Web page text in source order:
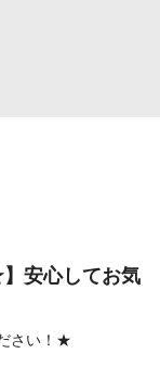
安心してお気
さい！★